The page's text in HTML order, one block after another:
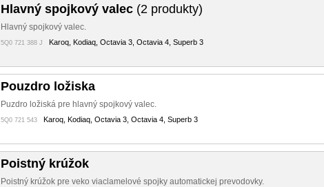
Hlavný spojkový valec (2 produkty)
Hlavný spojkový valec.
5Q0 721 388 J Karoq, Kodiaq, Octavia 3, Octavia 4, Superb 3
Pouzdro ložiska
Puzdro ložiská pre hlavný spojkový valec.
5Q0 721 543 Karoq, Kodiaq, Octavia 3, Octavia 4, Superb 3
Poistný krúžok
Poistný krúžok pre veko viaclamelové spojky automatickej prevodovky.